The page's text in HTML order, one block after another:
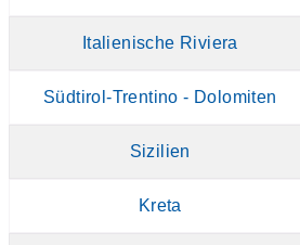
Italienische Riviera
Südtirol-Trentino - Dolomiten
Sizilien
Kreta